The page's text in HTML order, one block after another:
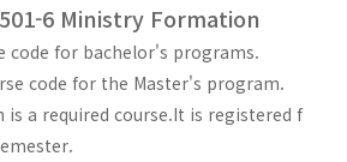
6 Ministry Formation
code for bachelor's programs.
code for the Master's program.
a required course.It is registered f